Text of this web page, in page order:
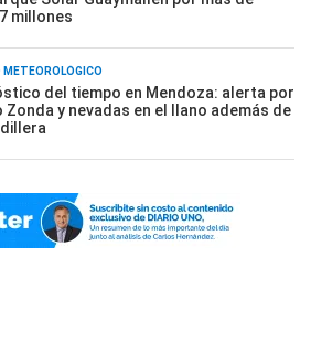
millones
METEOROLÓGICO
del tiempo en Mendoza: alerta por
Zonda y nevadas en el llano además de